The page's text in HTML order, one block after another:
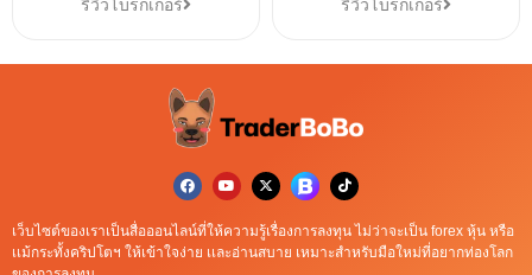
รีวิวโบรกเกอร์ รีวิวโบรกเกอร์
เว็บไซต์ของเราเป็นสื่อออนไลน์ที่ให้ความรู้เรื่องการลงทุน ไม่ว่าจะเป็น forex หุ้น หรือ
เเม้กระทั้งคริปโตฯ ให้เข้าใจง่าย เเละอ่านสบาย เหมาะสำหรับมือใหม่ที่อยากท่องโลก